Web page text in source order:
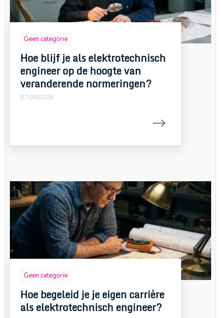
Geen categorie
Hoe blijf je als elektrotechnisch
engineer op de hoogte van
veranderende normeringen?
07/08/2026
Geen categorie
Hoe begeleid je je eigen carrière
als elektrotechnisch engineer?